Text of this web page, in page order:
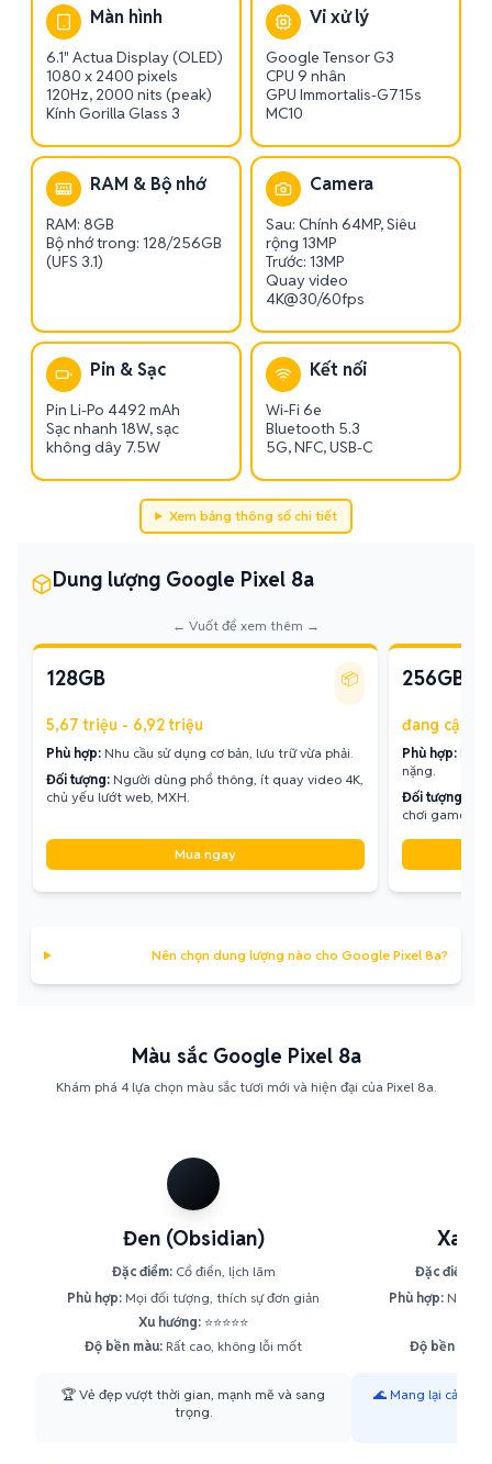
Màn hình
6.1" Actua Display (OLED)
1080 x 2400 pixels
120Hz, 2000 nits (peak)
Kính Gorilla Glass 3
Vi xử lý
Google Tensor G3
CPU 9 nhân
GPU Immortalis-G715s
MC10
RAM & Bộ nhớ
RAM: 8GB
Bộ nhớ trong: 128/256GB
(UFS 3.1)
Camera
Sau: Chính 64MP, Siêu
rộng 13MP
Trước: 13MP
Quay video
4K@30/60fps
Pin & Sạc
Pin Li-Po 4492 mAh
Sạc nhanh 18W, sạc
không dây 7.5W
Kết nối
Wi-Fi 6e
Bluetooth 5.3
5G, NFC, USB-C
Xem bảng thông số chi tiết
Dung lượng Google Pixel 8a
← Vuốt để xem thêm →
128GB 📦
5,67 triệu - 6,92 triệu
Phù hợp: Nhu cầu sử dụng cơ bản, lưu trữ vừa phải.
Đối tượng: Người dùng phổ thông, ít quay video 4K,
chủ yếu lướt web, MXH.
Mua ngay
256GB
đang cập
Phù hợp:
nặng.
Đối tượng:
chơi game.
Nên chọn dung lượng nào cho Google Pixel 8a?
Màu sắc Google Pixel 8a
Khám phá 4 lựa chọn màu sắc tươi mới và hiện đại của Pixel 8a.
Đen (Obsidian)
Đặc điểm:Cổ điển, lịch lãm
Phù hợp: Mọi đối tượng, thích sự đơn giản
Xu hướng: ⭐⭐⭐⭐⭐
Độ bền màu: Rất cao, không lỗi mốt
🏆 Vẻ đẹp vượt thời gian, mạnh mẽ và sang
trọng.
Xanh
Đặc điểm:
Phù hợp: Người
Độ bền màu:
🌊 Mang lại cảm